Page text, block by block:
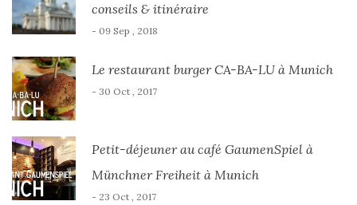
conseils & itinéraire
- 09 Sep , 2018
Le restaurant burger CA-BA-LU à Munich
- 30 Oct , 2017
Petit-déjeuner au café GaumenSpiel à
Münchner Freiheit à Munich
- 23 Oct , 2017